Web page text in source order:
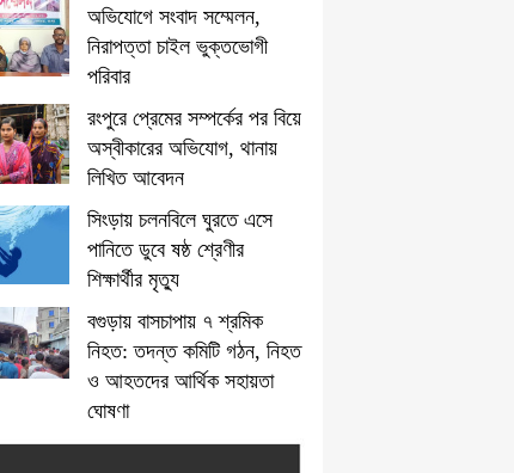
অভিযোগে সংবাদ সম্মেলন,
নিরাপত্তা চাইল ভুক্তভোগী
পরিবার
রংপুরে প্রেমের সম্পর্কের পর বিয়ে
অস্বীকারের অভিযোগ, থানায়
লিখিত আবেদন
সিংড়ায় চলনবিলে ঘুরতে এসে
পানিতে ডুবে ষষ্ঠ শ্রেণীর
শিক্ষার্থীর মৃত্যু
বগুড়ায় বাসচাপায় ৭ শ্রমিক
নিহত: তদন্ত কমিটি গঠন, নিহত
ও আহতদের আর্থিক সহায়তা
ঘোষণা